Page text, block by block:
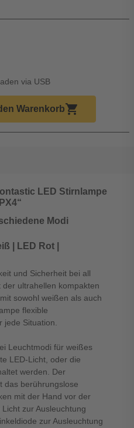
via USB
Menge
Warenkorbshopping_cart
LED Stirnlampe
Modi
| LED Rot |
und Sicherheit bei all
ultrahellen kompakten
sowohl weißen als auch
flexible
jede Situation.
Leuchtmodi für weißes
LED-Licht, oder die
werden. Der
das berührungslose
mit der Hand vor der
zur Ausleuchtung
zur Ausleuchtung